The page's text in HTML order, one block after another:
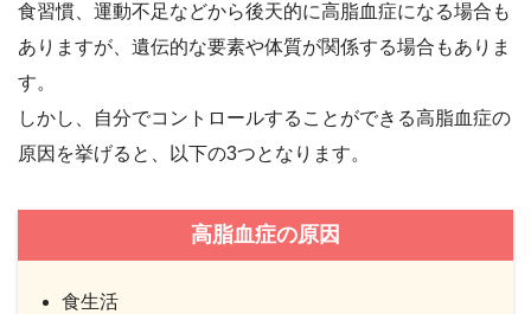
食習慣、運動不足などから後天的に高脂血症になる場合も
ありますが、遺伝的な要素や体質が関係する場合もありま
す。
しかし、自分でコントロールすることができる高脂血症の
原因を挙げると、以下の3つとなります。
高脂血症の原因
食生活